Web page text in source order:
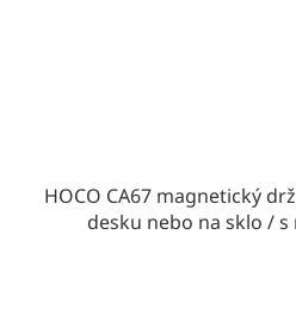
HOCO CA67 magnetický
desku nebo na sklo /